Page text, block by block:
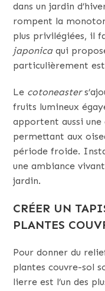
dans un jardin
rompent la
plus privilégiées, il
japonicaqui
particulièrement
Le cotoneaster
fruits lumineux
apportent aussi une
permettant aux
période froide.
une ambiance
jardin.
CRÉER UN
PLANTES
Pour donner du
plantes couvre-sol
lierre est l’un des